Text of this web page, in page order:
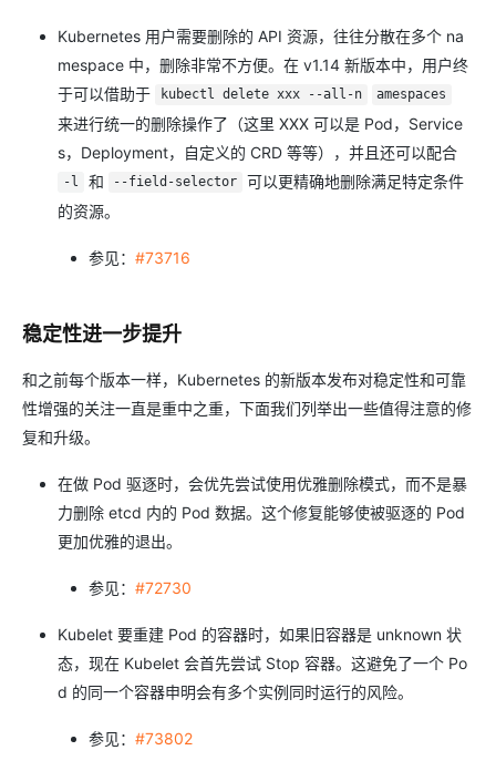
Kubernetes 用户需要删除的 API 资源，往往分散在多个 na
mespace 中，删除非常不方便。在 v1.14 新版本中，用户终
于可以借助于
kubectl delete xxx --all-n amespaces
来进行统一的删除操作了（这里 XXX 可以是 Pod，Service
s，Deployment，自定义的 CRD 等等），并且还可以配合
-l 和 --field-selector
可以更精确地删除满足特定条件
的资源。
参见： #73716
稳定性进一步提升
和之前每个版本一样，Kubernetes 的新版本发布对稳定性和可靠
性增强的关注一直是重中之重，下面我们列举出一些值得注意的修
复和升级。
在做 Pod 驱逐时，会优先尝试使用优雅删除模式，而不是暴
力删除 etcd 内的 Pod 数据。这个修复能够使被驱逐的 Pod
更加优雅的退出。
参见： #72730
Kubelet 要重建 Pod 的容器时，如果旧容器是 unknown 状
态，现在 Kubelet 会首先尝试 Stop 容器。这避免了一个 Po
d 的同一个容器申明会有多个实例同时运行的风险。
参见： #73802